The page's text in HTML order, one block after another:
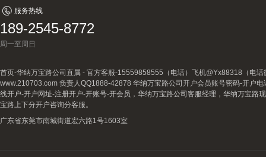
服务热线
189-2545-8772
周一至周日
首页-华纳万宝路公司直属 - 官方客服-15559858555（电话）飞机@Yx88318（电
www.210703.com 负责人QQ1888-42878 华纳万宝路公司开户会员账号密码-开户
线开户-开户网址-注册开户-开账号-开会员，华纳万宝路公司客服经理，华纳万宝路
宝路上下分开户咨询分客服。
广东省东莞市南城街道宏六路1号1603室